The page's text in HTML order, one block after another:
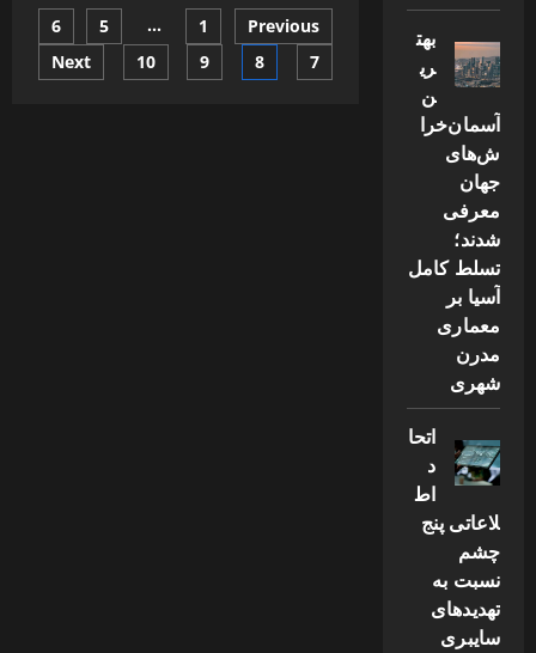
خاکشیر
برای
چیست؟
صفحه‌بندی
نوشته‌ها
Previous
1
…
5
6
7
8
9
10
Next
بهت
ری
ن
آسمان‌خرا
ش‌های
جهان
معرفی
شدند؛
تسلط کامل
آسیا بر
معماری
مدرن
شهری
اتحا
د
اط
لاعاتی پنج
چشم
نسبت به
تهدیدهای
سایبری